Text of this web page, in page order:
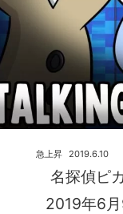
名探偵ピ
2019年6
2019.6.10
急上昇